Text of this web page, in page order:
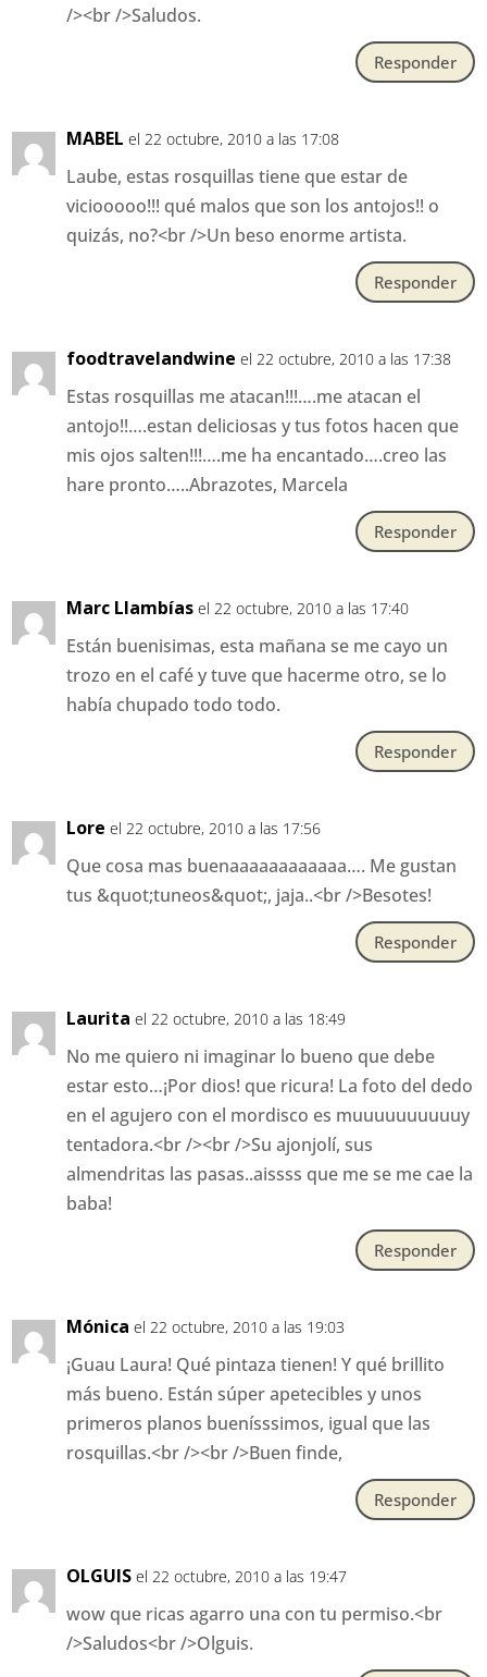
/><br />Saludos.
Responder
MABEL el 22 octubre, 2010 a las 17:08
Laube, estas rosquillas tiene que estar de
viciooooo!!! qué malos que son los antojos!! o
quizás, no?<br />Un beso enorme artista.
Responder
foodtravelandwine el 22 octubre, 2010 a las 17:38
Estas rosquillas me atacan!!!….me atacan el
antojo!!….estan deliciosas y tus fotos hacen que
mis ojos salten!!!….me ha encantado….creo las
hare pronto…..Abrazotes, Marcela
Responder
Marc Llambías el 22 octubre, 2010 a las 17:40
Están buenisimas, esta mañana se me cayo un
trozo en el café y tuve que hacerme otro, se lo
había chupado todo todo.
Responder
Lore el 22 octubre, 2010 a las 17:56
Que cosa mas buenaaaaaaaaaaaa…. Me gustan
tus &quot;tuneos&quot;, jaja..<br />Besotes!
Responder
Laurita el 22 octubre, 2010 a las 18:49
No me quiero ni imaginar lo bueno que debe
estar esto…¡Por dios! que ricura! La foto del dedo
en el agujero con el mordisco es muuuuuuuuuuy
tentadora.<br /><br />Su ajonjolí, sus
almendritas las pasas..aissss que me se me cae la
baba!
Responder
Mónica el 22 octubre, 2010 a las 19:03
¡Guau Laura! Qué pintaza tienen! Y qué brillito
más bueno. Están súper apetecibles y unos
primeros planos buenísssimos, igual que las
rosquillas.<br /><br />Buen finde,
Responder
OLGUIS el 22 octubre, 2010 a las 19:47
wow que ricas agarro una con tu permiso.<br
/>Saludos<br />Olguis.